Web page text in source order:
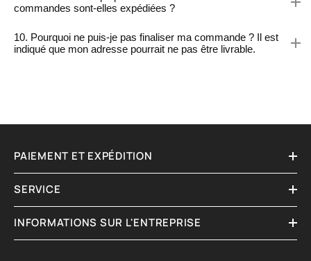
commandes sont-elles expédiées ?
10. Pourquoi ne puis-je pas finaliser ma commande ? Il est
indiqué que mon adresse pourrait ne pas être livrable.
PAIEMENT ET EXPÉDITION
SERVICE
INFORMATIONS SUR L'ENTREPRISE